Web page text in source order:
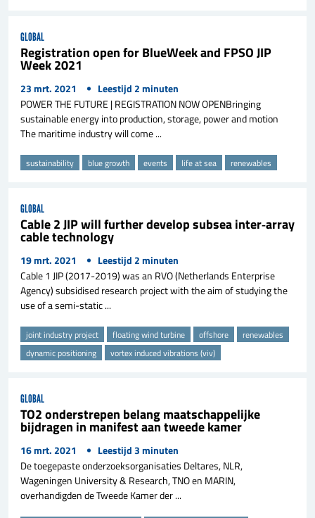
GLOBAL
Registration open for BlueWeek and FPSO JIP
Week 2021
23 mrt. 2021 Leestijd 2 minuten
POWER THE FUTURE | REGISTRATION NOW OPENBringing
sustainable energy into production, storage, power and motion
The maritime industry will come ...
sustainability blue growth events life at sea renewables
GLOBAL
Cable 2 JIP will further develop subsea inter‐array
cable technology
19 mrt. 2021 Leestijd 2 minuten
Cable 1 JIP (2017-2019) was an RVO (Netherlands Enterprise
Agency) subsidised research project with the aim of studying the
use of a semi-static ...
joint industry project floating wind turbine offshore
renewables
dynamic positioning
vortex induced vibrations (viv)
GLOBAL
TO2 onderstrepen belang maatschappelijke
bijdragen in manifest aan tweede kamer
16 mrt. 2021 Leestijd 3 minuten
De toegepaste onderzoeksorganisaties Deltares, NLR,
Wageningen University & Research, TNO en MARIN,
overhandigden de Tweede Kamer der ...